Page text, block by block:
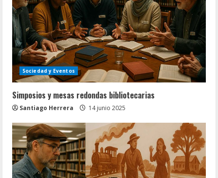
Sociedad y Eventos
Simposios y mesas redondas bibliotecarias
Santiago Herrera 14 junio 2025